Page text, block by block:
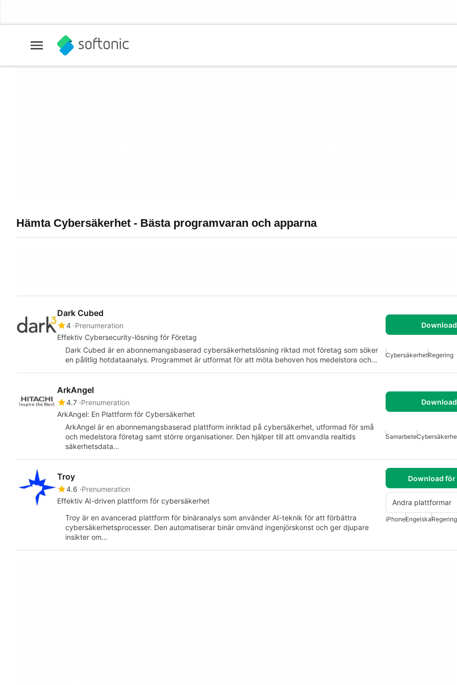
Hämta Cybersäkerhet - Bästa programvaran och apparna
Dark Cubed
4 Prenumeration
Effektiv Cybersecurity-lösning för Företag
Dark Cubed är en abonnemangsbaserad cybersäkerhetslösning riktad mot företag som söker
en pålitlig hotdataanalys. Programmet är utformat för att möta behoven hos medelstora och…
CybersäkerhetRegering
ArkAngel
4.7 Prenumeration
ArkAngel: En Plattform för Cybersäkerhet
ArkAngel är en abonnemangsbaserad plattform inriktad på cybersäkerhet, utformad för små
och medelstora företag samt större organisationer. Den hjälper till att omvandla realtids
säkerhetsdata…
Samarbete
Troy
4.6 Prenumeration
Effektiv AI-driven plattform för cybersäkerhet
Download för
Andra plattformar
Troy är en avancerad plattform för binäranalys som använder AI-teknik för att förbättra
cybersäkerhetsprocesser. Den automatiserar binär omvänd ingenjörskonst och ger djupare
insikter om…
iPhoneEngelskaRegering